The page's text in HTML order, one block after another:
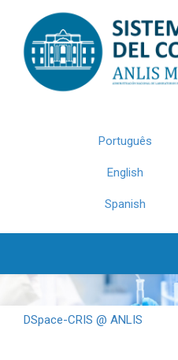
navigation
Português
English
Spanish
DSpace-CRIS @ ANLIS